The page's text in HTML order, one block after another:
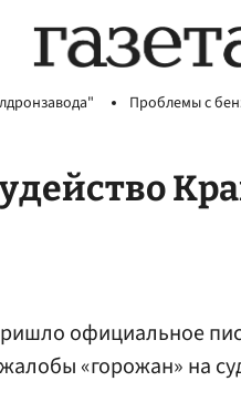
Проблемы с
официальное
«горожан» на